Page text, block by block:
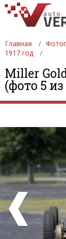
Главная
1917 год
Miller
(фото 5 из
АВТОСАЛОНЫ